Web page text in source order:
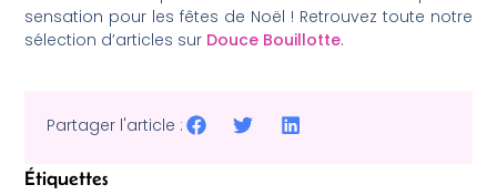
sensation pour les fêtes de Noël ! Retrouvez toute notre
sélection d’articles sur Douce Bouillotte.
Partager l'article :
Étiquettes